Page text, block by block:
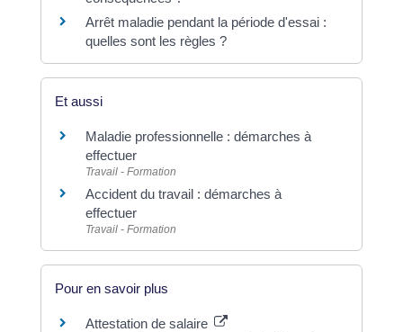
Arrêt maladie pendant la période d'essai :
quelles sont les règles ?
Et aussi
Maladie professionnelle : démarches à
effectuer
Travail - Formation
Accident du travail : démarches à
effectuer
Travail - Formation
Pour en savoir plus
Attestation de salaire